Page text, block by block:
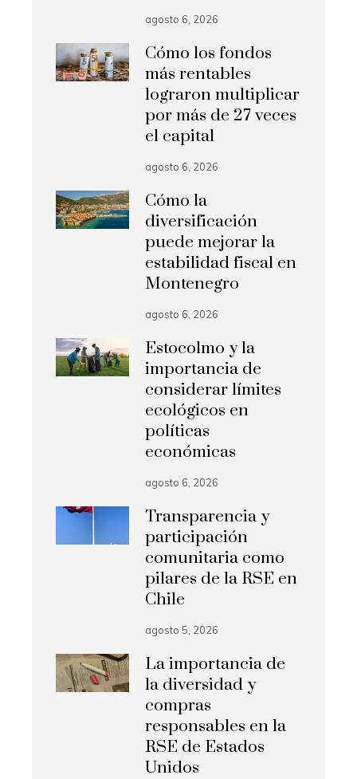
agosto 6, 2026
Cómo los fondos
más rentables
lograron multiplicar
por más de 27 veces
el capital
agosto 6, 2026
Cómo la
diversificación
puede mejorar la
estabilidad fiscal en
Montenegro
agosto 6, 2026
Estocolmo y la
importancia de
considerar límites
ecológicos en
políticas
económicas
agosto 6, 2026
Transparencia y
participación
comunitaria como
pilares de la RSE en
Chile
agosto 5, 2026
La importancia de
la diversidad y
compras
responsables en la
RSE de Estados
Unidos